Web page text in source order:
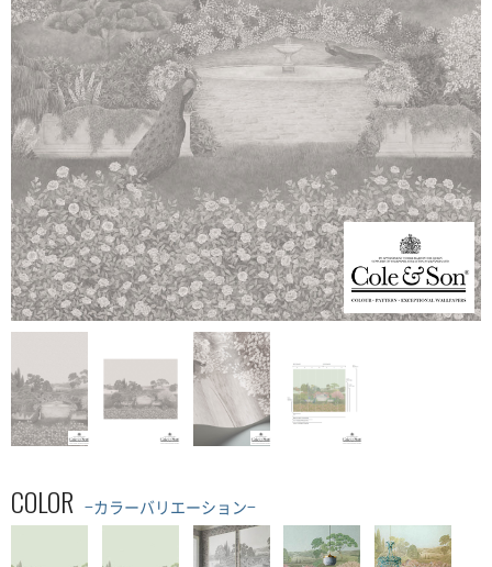
COLOR −カラーバリエーション−